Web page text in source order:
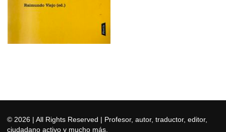
© 2026 | All Rights Reserved | Profesor, autor, traductor, editor,
ciudadano activo y mucho más.